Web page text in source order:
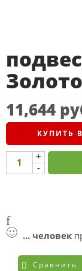
11,644
КУПИТЬ
+
-
... человек
Сравнить